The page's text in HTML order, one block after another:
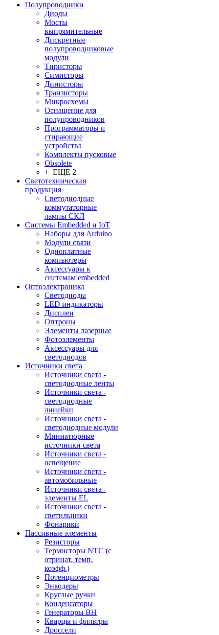
Полупроводники
Диоды
Мосты
выпрямительные
Дискретные
полупроводниковые
модули
Тиристоры
Симисторы
Динисторы
Транзисторы
Микросхемы
Оснащение для
полупроводников
Программаторы и
стирающие
устройства
Комплекты пусковые
Obsolete
+ ЕЩЕ 2
Светотехническая
продукция
Светодиодные
коммутаторные
лампы СКЛ
Системы Embedded и IoT
Наборы для Arduino
Модули связи
Одноплатные
компьютеры
Аксессуары к
системам embedded
Oптоэлектроника
Светодиоды
LED индикаторы
Дисплеи
Оптроны
Элементы лазерные
Фотоэлементы
Аксессуары для
светодиодов
Источники света
Источники света -
светодиодные ленты
Источники света -
светодиодные
линейки
Источники света -
светодиодные модули
Миниатюрные
источники света
Источники света -
освещение
Источники света -
автомобильные
Источники света -
элементы EL
Источники света -
светильники
Фонарики
Пассивные элементы
Резисторы
Термисторы NTC (с
отрицат. темп.
коэфф.)
Потенциометры
Энкодеры
Круглые ручки
Конденсаторы
Генераторы ВН
Кварцы и фильтры
Дроссели